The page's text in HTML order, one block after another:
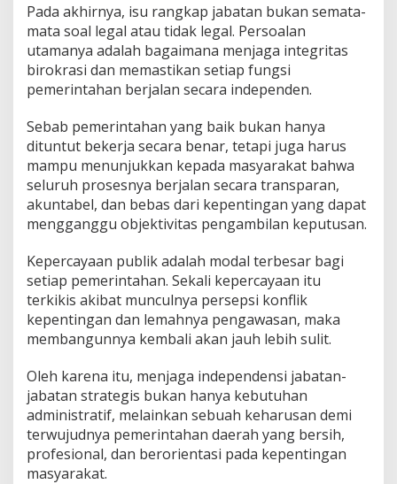
Pada akhirnya, isu rangkap jabatan bukan semata-
mata soal legal atau tidak legal. Persoalan
utamanya adalah bagaimana menjaga integritas
birokrasi dan memastikan setiap fungsi
pemerintahan berjalan secara independen.
Sebab pemerintahan yang baik bukan hanya
dituntut bekerja secara benar, tetapi juga harus
mampu menunjukkan kepada masyarakat bahwa
seluruh prosesnya berjalan secara transparan,
akuntabel, dan bebas dari kepentingan yang dapat
mengganggu objektivitas pengambilan keputusan.
Kepercayaan publik adalah modal terbesar bagi
setiap pemerintahan. Sekali kepercayaan itu
terkikis akibat munculnya persepsi konflik
kepentingan dan lemahnya pengawasan, maka
membangunnya kembali akan jauh lebih sulit.
Oleh karena itu, menjaga independensi jabatan-
jabatan strategis bukan hanya kebutuhan
administratif, melainkan sebuah keharusan demi
terwujudnya pemerintahan daerah yang bersih,
profesional, dan berorientasi pada kepentingan
masyarakat.